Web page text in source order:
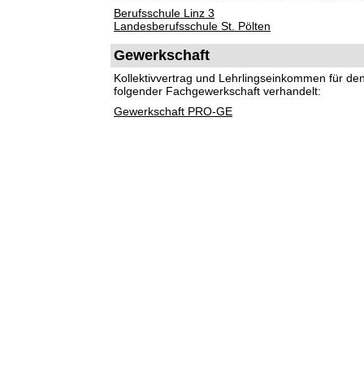
Berufsschule Linz 3
Landesberufsschule St. Pölten
Gewerkschaft
Kollektivvertrag und Lehrlingseinkommen für
folgender Fachgewerkschaft verhandelt:
Gewerkschaft PRO-GE